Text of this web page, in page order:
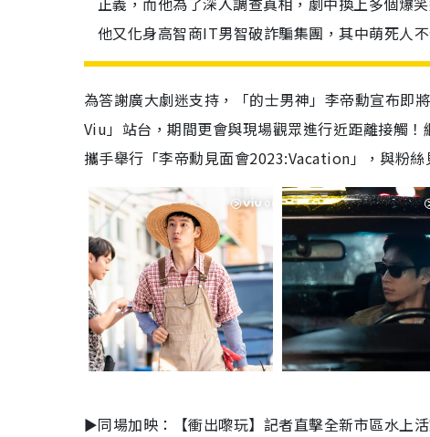
他又化身高智商IT男智破詐騙集團，其中萌死人
為答謝廣大劇迷支持，「的士男神」李帝勳宣布即
Viu」站台，期間更會與現場觀眾進行近距離接觸
攜手舉行「李帝勳見面會2023:Vacation」，與粉絲
►同場加映：【衝出嚟玩】記者直擊全新市區水上